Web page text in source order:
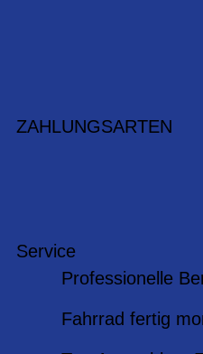
ZAHLUNGSARTEN
Service
Professionelle
Fahrrad fertig